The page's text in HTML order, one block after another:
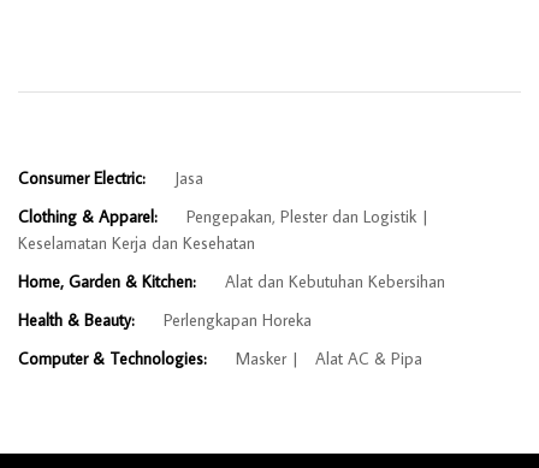
Consumer Electric:
Jasa
Clothing & Apparel:
Pengepakan, Plester dan Logistik
Keselamatan Kerja dan Kesehatan
Home, Garden & Kitchen:
Alat dan Kebutuhan Kebersihan
Health & Beauty:
Perlengkapan Horeka
Computer & Technologies:
Masker Alat AC & Pipa